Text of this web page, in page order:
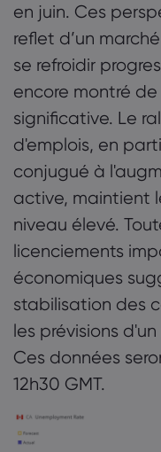
en juin. Ces
reflet d’un
se refroidir
encore montré
significative. Le
d'emplois, en
conjugué à
active, maintient
niveau élevé.
licenciements
économiques
stabilisation des
les prévisions
Ces données
12h30 GMT.